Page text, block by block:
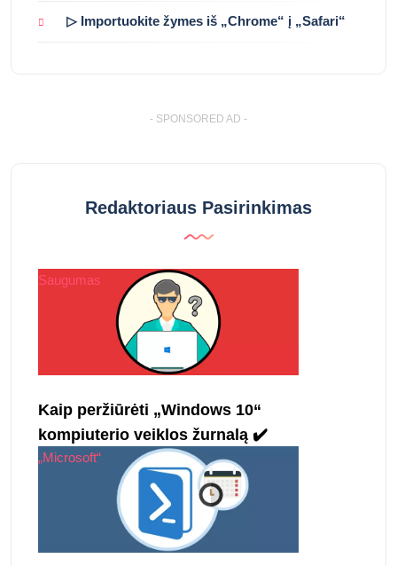
▷ Importuokite žymes iš „Chrome“ į „Safari“
- SPONSORED AD -
Redaktoriaus Pasirinkimas
Saugumas
Kaip peržiūrėti „Windows 10“
kompiuterio veiklos žurnalą ✔️
„Microsoft“